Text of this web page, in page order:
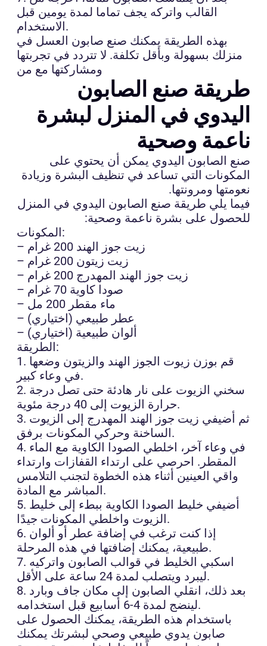
القالب واتركه يجف تماما لمدة يومين قبل
الاستخدام.
بهذه الطريقة يمكنك صنع صابون العسل في
منزلك بسهولة وبأقل تكلفة. لا تتردد في تجربتها
ومشاركتها مع من
طريقة صنع الصابون
اليدوي في المنزل لبشرة
ناعمة وصحية
صنع الصابون اليدوي يمكن أن يحتوي على
المكونات التي تساعد في تنظيف البشرة وزيادة
نعومتها ومرونتها.
فيما يلي طريقة صنع الصابون اليدوي في المنزل
للحصول على بشرة ناعمة وصحية:
المكونات:
– زيت جوز الهند 200 غرام
– زيت زيتون 200 غرام
– زيت جوز الهند المهدرج 200 غرام
– صودا كاوية 70 غرام
– ماء مقطر 200 مل
– عطر طبيعي (اختياري)
– ألوان طبيعية (اختياري)
الطريقة:
1. قم بوزن زيوت الجوز الهند والزيتون وضعها
في وعاء كبير.
2. سخني الزيوت على نار هادئة حتى تصل درجة
حرارة الزيوت إلى 40 درجة مئوية.
3. ثم أضيفي زيت جوز الهند المهدرج إلى الزيوت
الساخنة وحركي المكونات برفق.
4. في وعاء آخر، اخلطي الصودا الكاوية مع الماء
المقطر. احرصي على ارتداء القفازات وارتداء
واقي العينين أثناء هذه الخطوة لتجنب التلامس
المباشر مع المادة.
5. أضيفي خليط الصودا الكاوية ببطء إلى خليط
الزيوت واخلطي المكونات جيدًا.
6. إذا كنت ترغب في إضافة عطر أو ألوان
طبيعية، يمكنك إضافتها في هذه المرحلة.
7. اسكبي الخليط في قوالب الصابون واتركيه
ليبرد ويتصلب لمدة 24 ساعة على الأقل.
8. بعد ذلك، انقلي الصابون إلى مكان جاف وبارد
لينضج لمدة 4-6 أسابيع قبل استخدامه.
باستخدام هذه الطريقة، يمكنك الحصول على
صابون يدوي طبيعي وصحي لبشرتك يمكنك